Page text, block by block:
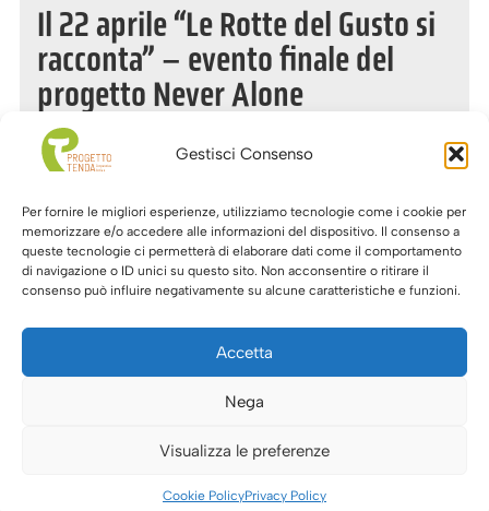
Gestisci Consenso
Per fornire le migliori esperienze, utilizziamo tecnologie come i cookie per
memorizzare e/o accedere alle informazioni del dispositivo. Il consenso a
queste tecnologie ci permetterà di elaborare dati come il comportamento
di navigazione o ID unici su questo sito. Non acconsentire o ritirare il
consenso può influire negativamente su alcune caratteristiche e funzioni.
Accetta
Nega
Visualizza le preferenze
Cookie PolicyPrivacy Policy
Il 22 aprile “Le Rotte del Gusto si
racconta” – evento finale del
progetto Never Alone
SAVE THE DATE! Venerdì 22 aprile
dalle 9 alle 13...
LEGGI DI PIÙ